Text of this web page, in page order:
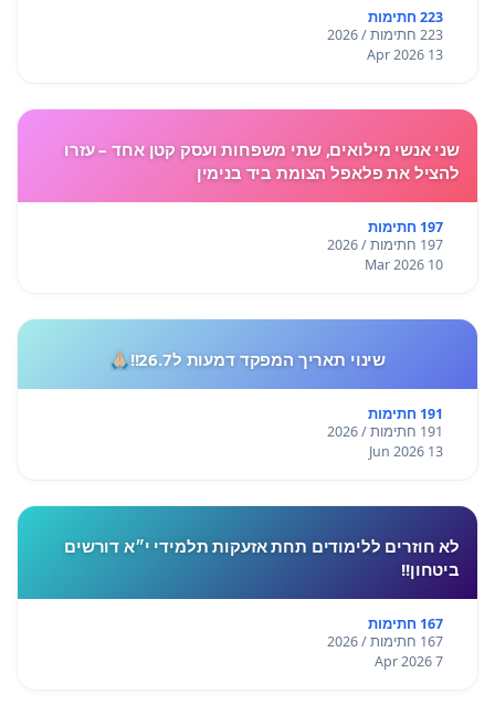
223 חתימות
223 חתימות / 2026
13 Apr 2026
שני אנשי מילואים, שתי משפחות ועסק קטן אחד – עזרו
להציל את פלאפל הצומת ביד בנימין
197 חתימות
197 חתימות / 2026
10 Mar 2026
שינוי תאריך המפקד דמעות ל26.7!!🙏🏼
191 חתימות
191 חתימות / 2026
13 Jun 2026
לא חוזרים ללימודים תחת אזעקות תלמידי י״א דורשים
ביטחון!!
167 חתימות
167 חתימות / 2026
7 Apr 2026